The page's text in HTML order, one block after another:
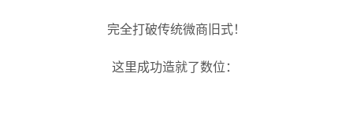
完全打破传统微商旧式！
这里成功造就了数位：